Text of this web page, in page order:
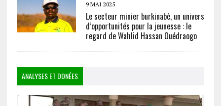
9 MAI 2025
Le secteur minier burkinabè, un univers
d’opportunités pour la jeunesse : le
regard de Wahlid Hassan Ouédraogo
ANALYSES ET DONÉES